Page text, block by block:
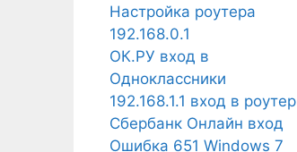
Настройка роутера
192.168.0.1
ОК.РУ вход в
Одноклассники
192.168.1.1 вход в роутер
Сбербанк Онлайн вход
Ошибка 651 Windows 7